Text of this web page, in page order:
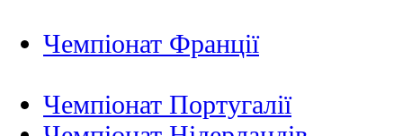
Чемпіонат Франції
Чемпіонат Португалії